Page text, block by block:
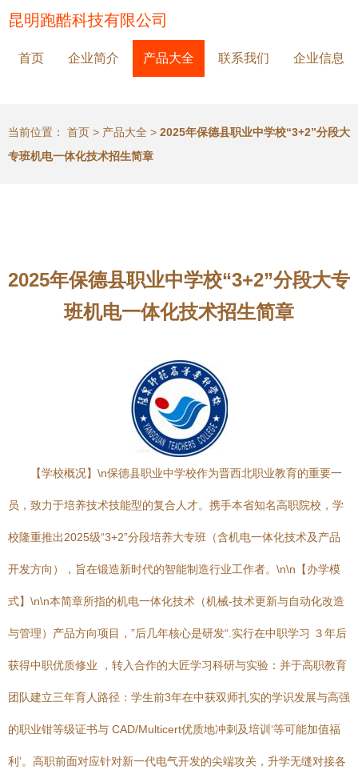
昆明跑酷科技有限公司
首页 企业简介 产品大全 联系我们 企业信息
当前位置： 首页 > 产品大全 > 2025年保德县职业中学校“3+2”分段大
专班机电一体化技术招生简章
2025年保德县职业中学校“3+2”分段大专
班机电一体化技术招生简章
【学校概况】\n保德县职业中学校作为晋西北职业教育的重要一
员，致力于培养技术技能型的复合人才。携手本省知名高职院校，学
校隆重推出2025级“3+2”分段培养大专班（含机电一体化技术及产品
开发方向），旨在锻造新时代的智能制造行业工作者。\n\n【办学模
式】\n\n本简章所指的机电一体化技术（机械-技术更新与自动化改造
与管理）产品方向项目，”后几年核心是研发“.实行在中职学习 ３年后
获得中职优质修业 ，转入合作的大匠学习科研与实验：并于高职教育
团队建立三年育人路径：学生前3年在中获双师扎实的学识发展与高强
的职业钳等级证书与 CAD/Multicert优质地冲刺及培训‘等可能加值福
利’。高职前面对应针对新一代电气开发的尖端攻关，升学无缝对接各